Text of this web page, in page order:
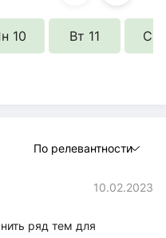
10 Вт 11 Ср
По релевантности
10.02.2023
ряд тем для